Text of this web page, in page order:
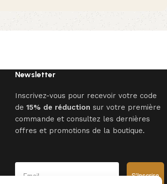
Newsletter
Inscrivez-vous pour recevoir votre code
de 15% de réduction sur votre première
commande et consultez les dernières
offres et promotions de la boutique.
Email
S'Inscrire